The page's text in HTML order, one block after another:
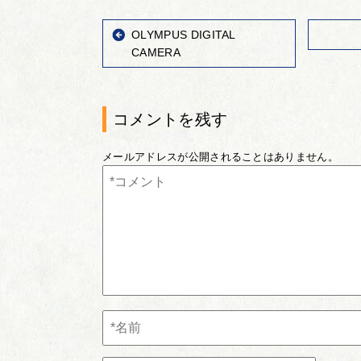
OLYMPUS DIGITAL
CAMERA
コメントを残す
メールアドレスが公開されることはありません。